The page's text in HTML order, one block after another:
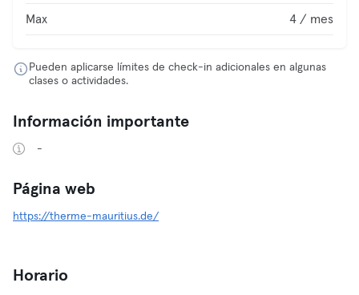
Max 4 / mes
Pueden aplicarse límites de check-in adicionales en algunas
clases o actividades.
Información importante
-
Página web
https://therme-mauritius.de/
Horario